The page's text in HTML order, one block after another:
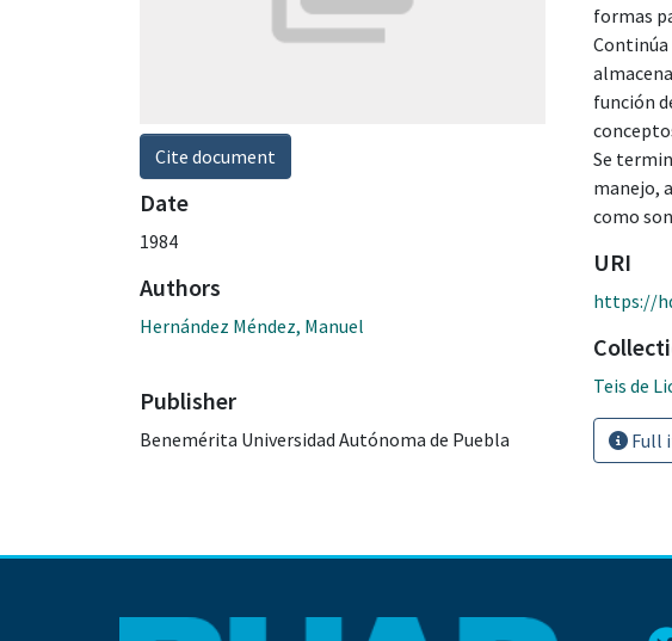
Cite document
Date
1984
Authors
Hernández Méndez, Manuel
Publisher
Benemérita Universidad Autónoma de Puebla
formas
Continúa
función
Se
manejo,
como
URI
https://
Teis de
Full